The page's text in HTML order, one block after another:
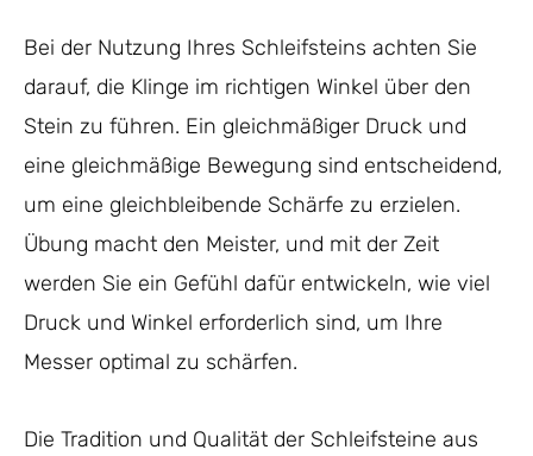
Bei der Nutzung Ihres Schleifsteins achten Sie
darauf, die Klinge im richtigen Winkel über den
Stein zu führen. Ein gleichmäßiger Druck und
eine gleichmäßige Bewegung sind entscheidend,
um eine gleichbleibende Schärfe zu erzielen.
Übung macht den Meister, und mit der Zeit
werden Sie ein Gefühl dafür entwickeln, wie viel
Druck und Winkel erforderlich sind, um Ihre
Messer optimal zu schärfen.
Die Tradition und Qualität der Schleifsteine aus